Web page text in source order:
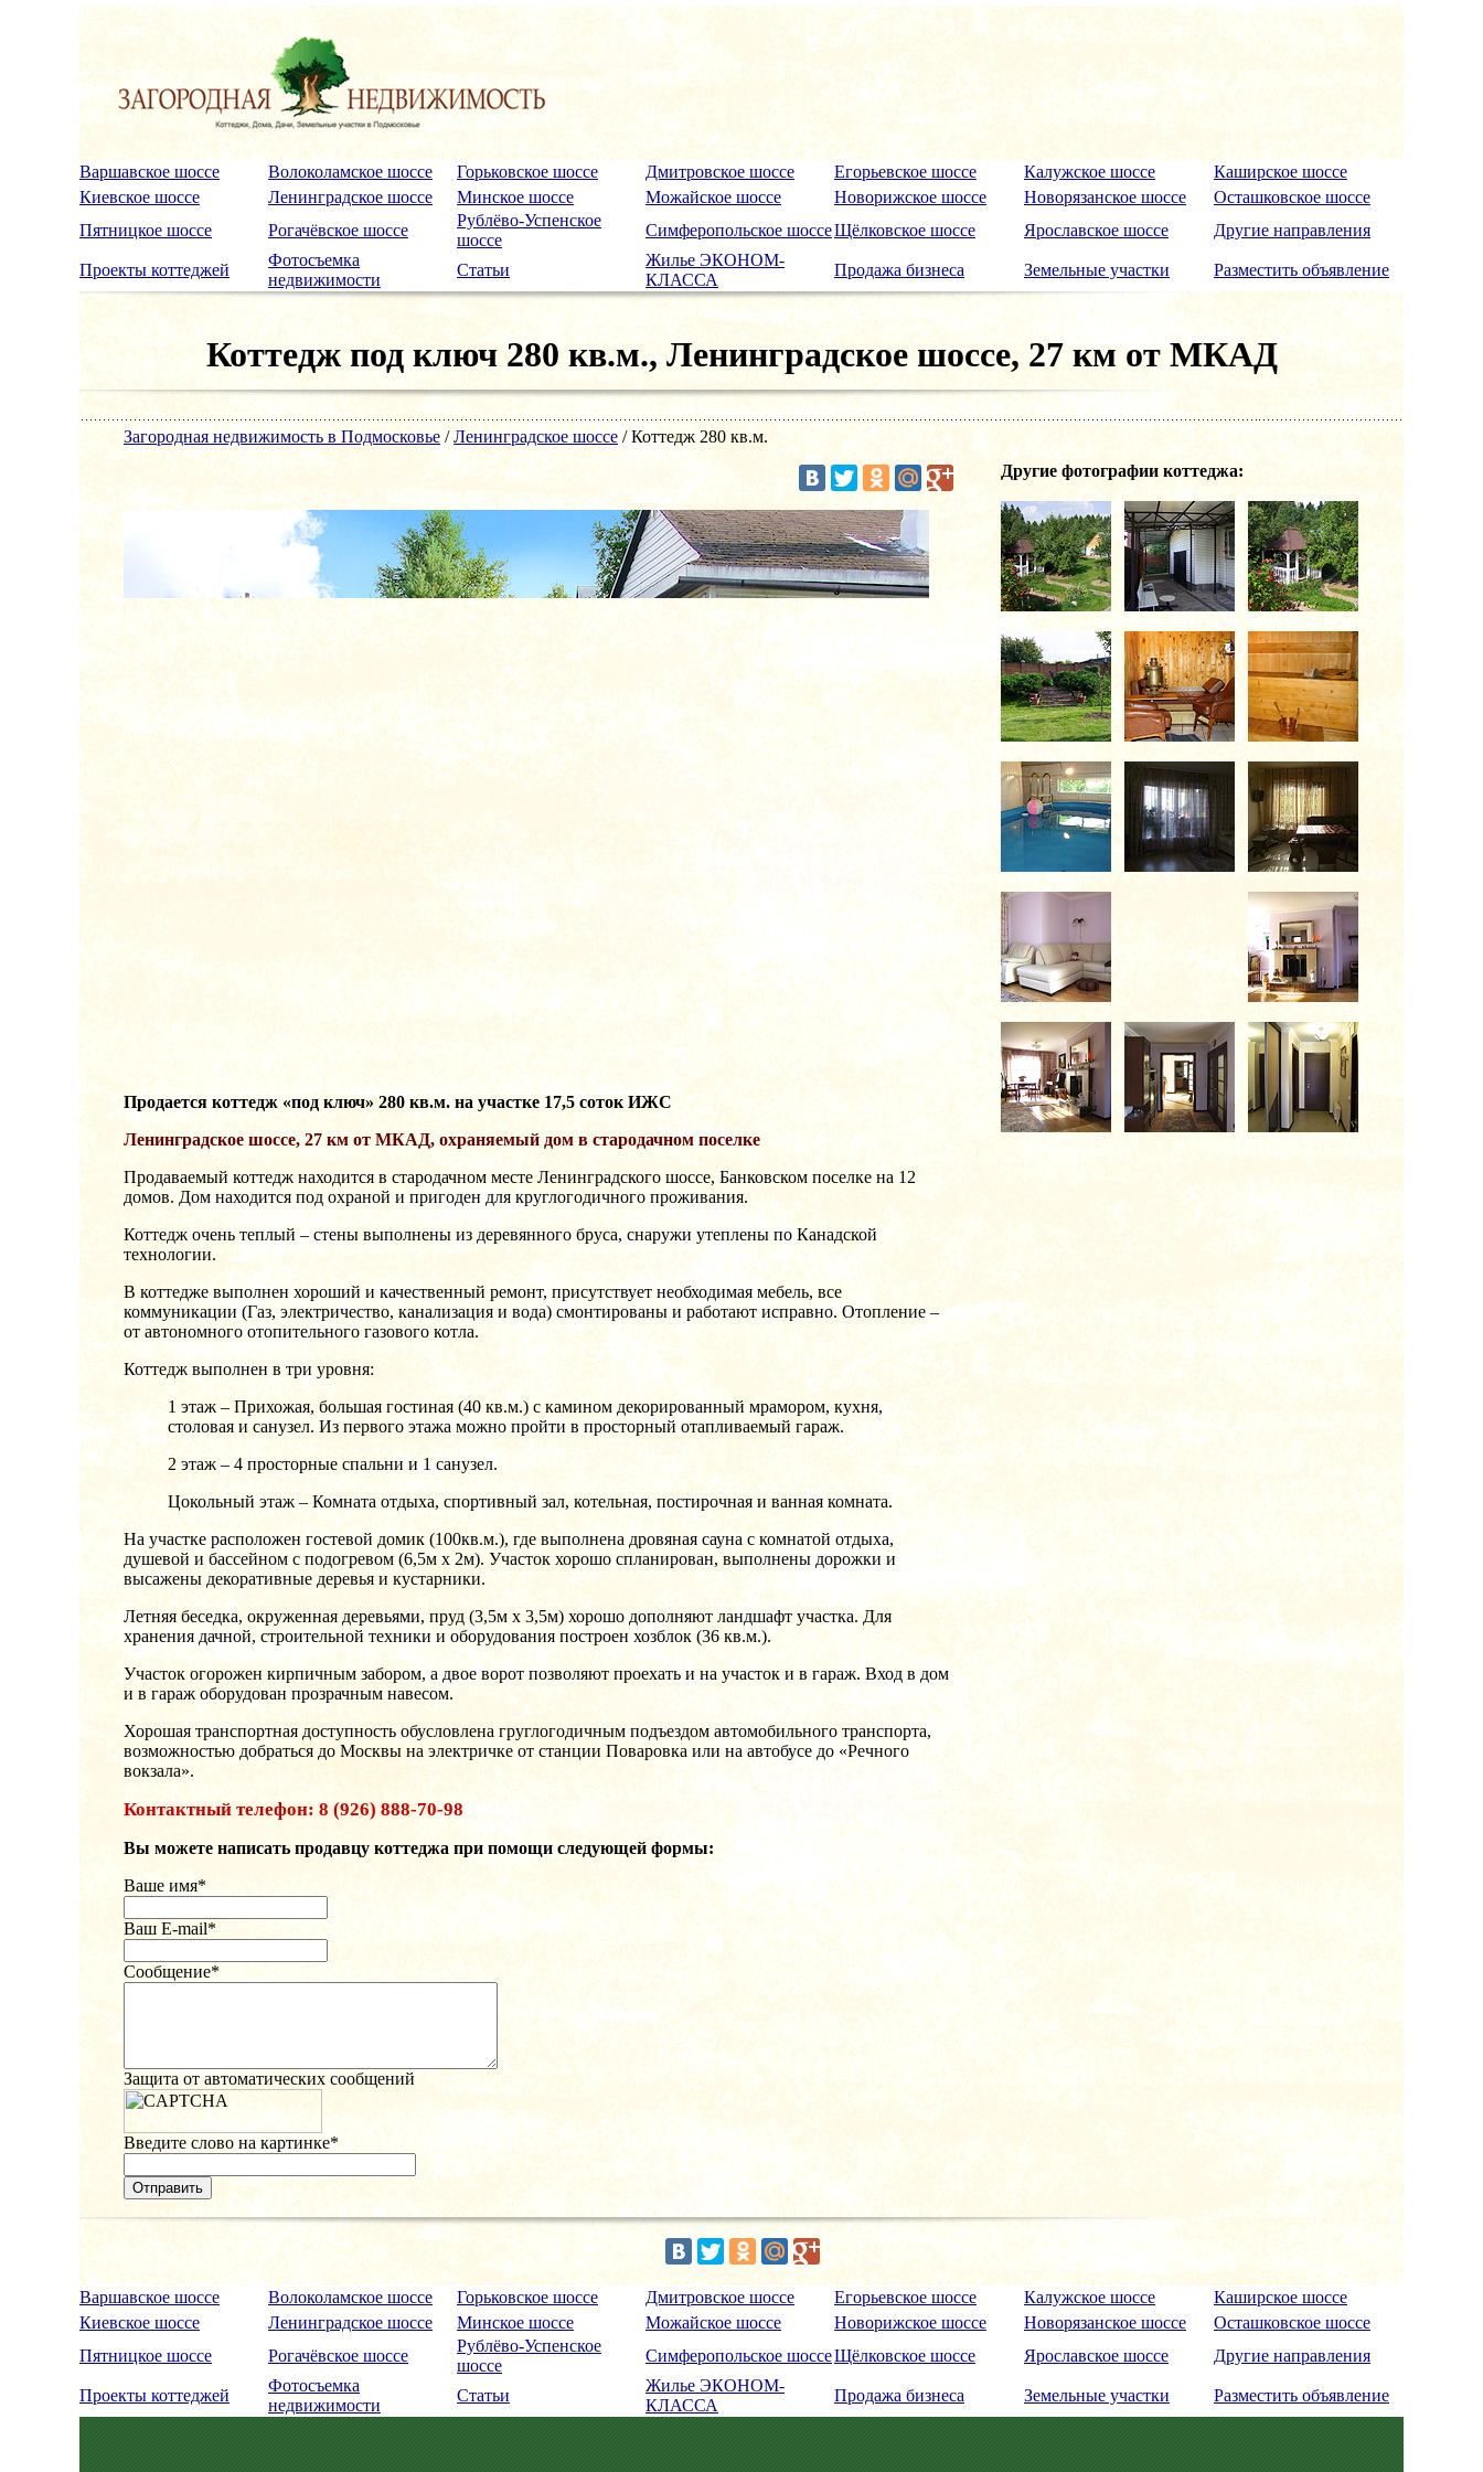
Варшавское шоссе Волоколамское шоссе Горьковское шоссе Дмитровское шоссе Егорьевское шоссе Калужское шоссе
Каширское шоссе
Киевское шоссе
Ленинградское шоссе Минское шоссе Можайское шоссе Новорижское шоссе Новорязанское шоссе
Осташковское шоссе
Пятницкое шоссе
Рогачёвское шоссе
Рублёво-Успенское
шоссе
Симферопольское шоссеЩёлковское шоссе Ярославское шоссе Другие направления
Проекты коттеджей
Фотосъемка
недвижимости
Статьи
Жилье ЭКОНОМ-
КЛАССА
Продажа бизнеса Земельные участки Разместить объявление
Коттедж под ключ 280 кв.м., Ленинградское шоссе, 27 км от МКАД
Загородная недвижимость в Подмосковье /Ленинградское шоссе / Коттедж 280 кв.м.
Продается коттедж «под ключ» 280 кв.м. на участке 17,5 соток ИЖС
Ленинградское шоссе, 27 км от МКАД, охраняемый дом в стародачном поселке
Продаваемый коттедж находится в стародачном месте Ленинградского шоссе, Банковском поселке на 12
домов. Дом находится под охраной и пригоден для круглогодичного проживания.
Коттедж очень теплый – стены выполнены из деревянного бруса, снаружи утеплены по Канадской
технологии.
В коттедже выполнен хороший и качественный ремонт, присутствует необходимая мебель, все
коммуникации (Газ, электричество, канализация и вода) смонтированы и работают исправно. Отопление –
от автономного отопительного газового котла.
Коттедж выполнен в три уровня:
1 этаж – Прихожая, большая гостиная (40 кв.м.) с камином декорированный мрамором, кухня,
столовая и санузел. Из первого этажа можно пройти в просторный отапливаемый гараж.
2 этаж – 4 просторные спальни и 1 санузел.
Цокольный этаж – Комната отдыха, спортивный зал, котельная, постирочная и ванная комната.
На участке расположен гостевой домик (100кв.м.), где выполнена дровяная сауна с комнатой отдыха,
душевой и бассейном с подогревом (6,5м х 2м). Участок хорошо спланирован, выполнены дорожки и
высажены декоративные деревья и кустарники.
Летняя беседка, окруженная деревьями, пруд (3,5м х 3,5м) хорошо дополняют ландшафт участка. Для
хранения дачной, строительной техники и оборудования построен хозблок (36 кв.м.).
Участок огорожен кирпичным забором, а двое ворот позволяют проехать и на участок и в гараж. Вход в дом
и в гараж оборудован прозрачным навесом.
Хорошая транспортная доступность обусловлена груглогодичным подъездом автомобильного транспорта,
возможностью добраться до Москвы на электричке от станции Поваровка или на автобусе до «Речного
вокзала».
Контактный телефон: 8 (926) 888-70-98
Вы можете написать продавцу коттеджа при помощи следующей формы:
Ваше имя*
Ваш E-mail*
Сообщение*
Защита от автоматических сообщений
Введите слово на картинке*
Другие фотографии коттеджа:
Варшавское шоссе Волоколамское шоссе Горьковское шоссе Дмитровское шоссе Егорьевское шоссе Калужское шоссе
Каширское шоссе
Киевское шоссе
Ленинградское шоссе Минское шоссе Можайское шоссе Новорижское шоссе Новорязанское шоссе
Осташковское шоссе
Пятницкое шоссе
Рогачёвское шоссе
Рублёво-Успенское
шоссе
Симферопольское шоссеЩёлковское шоссе Ярославское шоссе Другие направления
Проекты коттеджей
Фотосъемка
недвижимости
Статьи
Жилье ЭКОНОМ-
КЛАССА
Продажа бизнеса Земельные участки Разместить объявление